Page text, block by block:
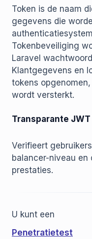
Token is de naam
gegevens die
Tokenbeveiliging
Laravel
Klantgegevens en
tokens
wordt versterkt.
Transparante
Verifieert
balancer-niveau en
prestaties.
U kunt een
Penetratietest